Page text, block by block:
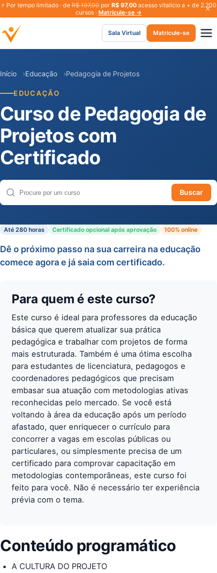
⚡ Por tempo limitado · deR$ 197,00por R$ 97,00acesso vitalício a + de 2.200
cursos · Matricule-se →
Sala Virtual Matricule-se
Início Educação Pedagogia de Projetos
EDUCAÇÃO
Curso de Pedagogia de
Projetos com
Certificado
Buscar cursos
Buscar
Até 280 horas Certificado opcional após aprovação 100% online
Dê o próximo passo na sua carreira na educação 
comece agora e já saia com certificado.
Para quem é este curso?
Este curso é ideal para professores da educação
básica que querem atualizar sua prática
pedagógica e trabalhar com projetos de forma
mais estruturada. Também é uma ótima escolha
para estudantes de licenciatura, pedagogos e
coordenadores pedagógicos que precisam
embasar sua atuação com metodologias ativas
reconhecidas pelo mercado. Se você está
voltando à área da educação após um período
afastado, quer enriquecer o currículo para
concorrer a vagas em escolas públicas ou
particulares, ou simplesmente precisa de um
certificado para comprovar capacitação em
metodologias contemporâneas, este curso foi
feito para você. Não é necessário ter experiência
prévia com o tema.
Conteúdo programático
A CULTURA DO PROJETO